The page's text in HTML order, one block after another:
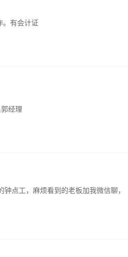
。有会计证
经理
点工，麻烦看到的老板加我微信聊，